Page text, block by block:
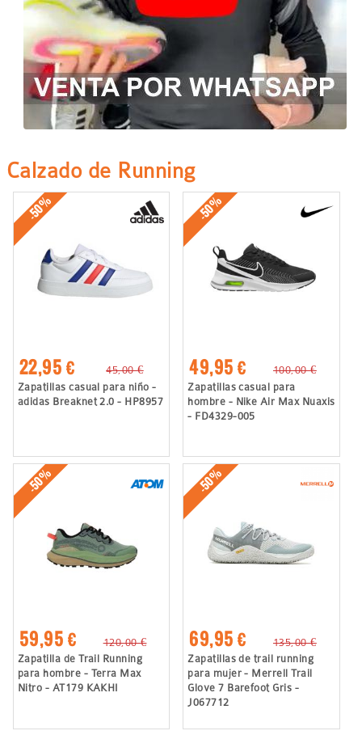
Calzado de Running
-50%
22,95 €
45,00 €
Zapatillas casual para niño -
adidas Breaknet 2.0 - HP8957
-50%
49,95 €
100,00 €
Zapatillas casual para
hombre - Nike Air Max Nuaxis
- FD4329-005
-50%
59,95 €
120,00 €
Zapatilla de Trail Running
para hombre - Terra Max
Nitro - AT179 KAKHI
-50%
69,95 €
135,00 €
Zapatillas de trail running
para mujer - Merrell Trail
Glove 7 Barefoot Gris -
J067712